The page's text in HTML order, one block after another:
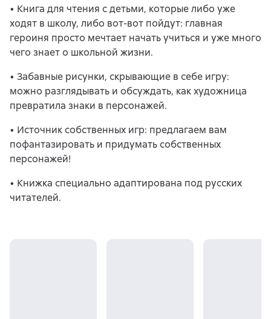
• Книга для чтения с детьми, которые либо уже
ходят в школу, либо вот-вот пойдут: главная
героиня просто мечтает начать учиться и уже много
чего знает о школьной жизни.
• Забавные рисунки, скрывающие в себе игру:
можно разглядывать и обсуждать, как художница
превратила знаки в персонажей.
• Источник собственных игр: предлагаем вам
пофантазировать и придумать собственных
персонажей!
• Книжка специально адаптирована под русских
читателей.